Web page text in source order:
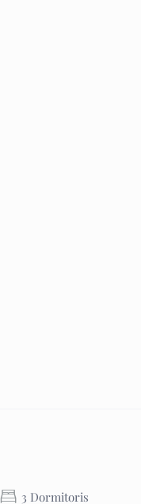
3 Dormitoris